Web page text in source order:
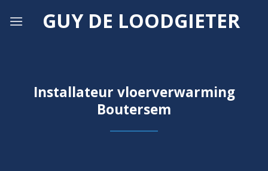
GUY DE LOODGIETER
Installateur vloerverwarming
Boutersem